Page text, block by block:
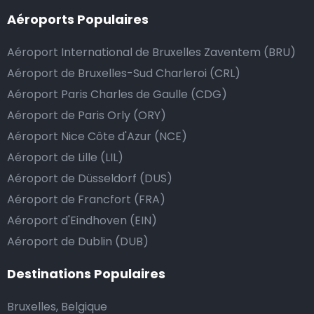
Nous mettons tout en œuvre pour que votre trajet se
passe de la manière la plus sûre, confortable et
rapide possible. Si notre service répond ou même
dépasse vos attentes, vous avez bien sûr la possibilité
de donner un pourboire.
La manière la plus simple pour ce faire est d’arrondir
le prix de la course au montant supérieur, ou de dire
au chauffeur de ne pas rendre la monnaie après lui
avoir donné un billet plus élevé que le prix de la
course.
Calabria?
L’un des plus gros avantages des transports
Aéroports Populaires
Aéroport International de Bruxelles Zaventem (BRU)
Aéroport de Bruxelles-Sud Charleroi (CRL)
Aéroport Paris Charles de Gaulle (CDG)
Aéroport de Paris Orly (ORY)
Aéroport Nice Côte d'Azur (NCE)
Aéroport de Lille (LIL)
Aéroport de Düsseldorf (DUS)
Aéroport de Francfort (FRA)
Aéroport d'Eindhoven (EIN)
Aéroport de Dublin (DUB)
Destinations Populaires
Bruxelles, Belgique